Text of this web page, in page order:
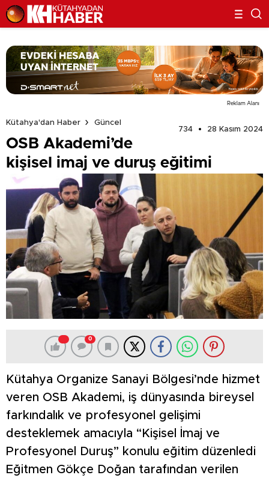
Reklam Alanı
Kütahya'dan Haber
Güncel
734
28 Kasım 2024
OSB Akademi’de
kişisel imaj ve duruş eğitimi
0
Kütahya Organize Sanayi Bölgesi’nde hizmet
veren OSB Akademi, iş dünyasında bireysel
farkındalık ve profesyonel gelişimi
desteklemek amacıyla “Kişisel İmaj ve
Profesyonel Duruş” konulu eğitim düzenledi
Eğitmen Gökçe Doğan tarafından verilen